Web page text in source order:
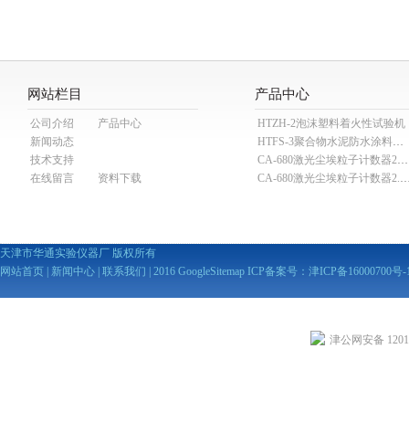
网站栏目
公司介绍
产品中心
新闻动态
技术支持
在线留言
资料下载
产品中心
HTZH-2泡沫塑料着火性试验机
HTFS-3聚合物水泥防水涂料分散机
CA-680激光尘埃粒子计数器28.3L
CA-680激光尘埃粒子
天津市华通实验仪器厂 版权所有
网站首页
新闻中心 联系我们 | 2016 GoogleSitemap ICP备案号： 津ICP备16000700号-
津公网安备